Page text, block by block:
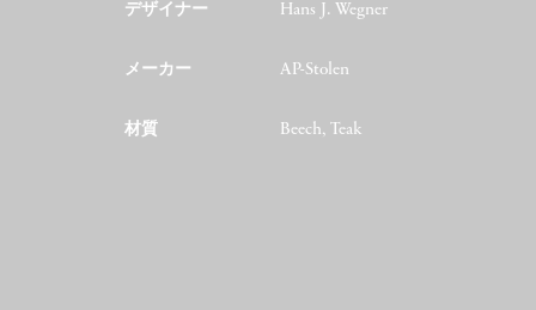
デザイナー Hans J. Wegner
メーカー AP-Stolen
材質 Beech, Teak